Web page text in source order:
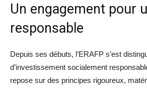
Un engagement pour
responsable
Depuis ses débuts, l’ERAFP s’est
d’investissement socialement
repose sur des principes rigoureux,